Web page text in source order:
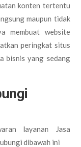
konten tertentu
maupun tidak
membuat website
peringkat situs
bisnis yang sedang
layanan Jasa
dibawah ini